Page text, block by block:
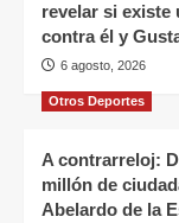
revelar si existe
contra él y
6 agosto, 2026
Otros Deportes
A contrarreloj:
millón de
Abelardo de la